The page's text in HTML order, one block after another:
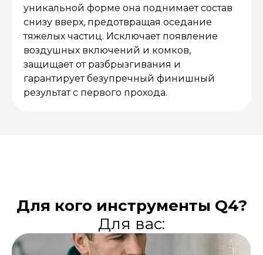
уникальной форме она поднимает состав
снизу вверх, предотвращая оседание
тяжелых частиц. Исключает появление
воздушных включений и комков,
защищает от разбрызгивания и
гарантирует безупречный финишный
результат с первого прохода.
Для кого инструменты Q4?
Для вас: